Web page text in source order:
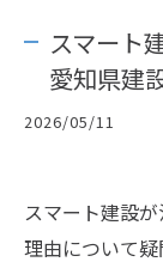
スマート
愛知県建
2026/05/11
スマート建設
理由について